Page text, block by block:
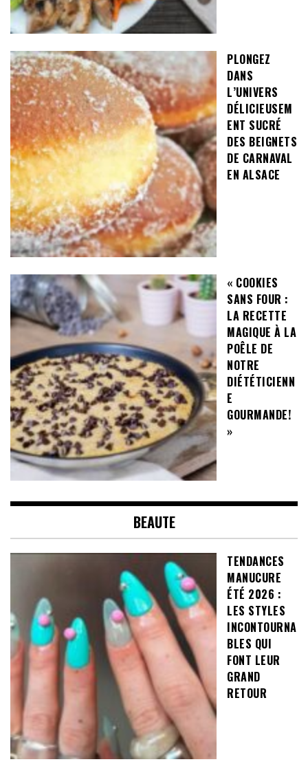
PLONGEZ
DANS
L’UNIVERS
DÉLICIEUSEM
ENT SUCRÉ
DES BEIGNETS
DE CARNAVAL
EN ALSACE
« COOKIES
SANS FOUR :
LA RECETTE
MAGIQUE À LA
POÊLE DE
NOTRE
DIÉTÉTICIENN
E
GOURMANDE!
»
BEAUTE
TENDANCES
MANUCURE
ÉTÉ 2026 :
LES STYLES
INCONTOURNA
BLES QUI
FONT LEUR
GRAND
RETOUR